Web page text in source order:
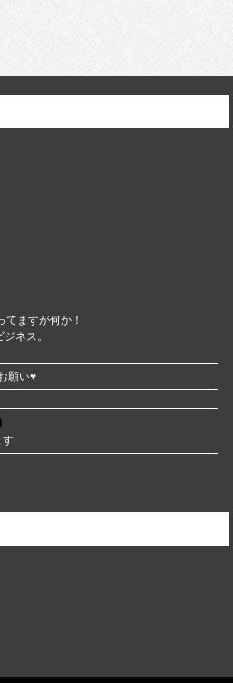
ますが何か！
ネス。
願い♥
す